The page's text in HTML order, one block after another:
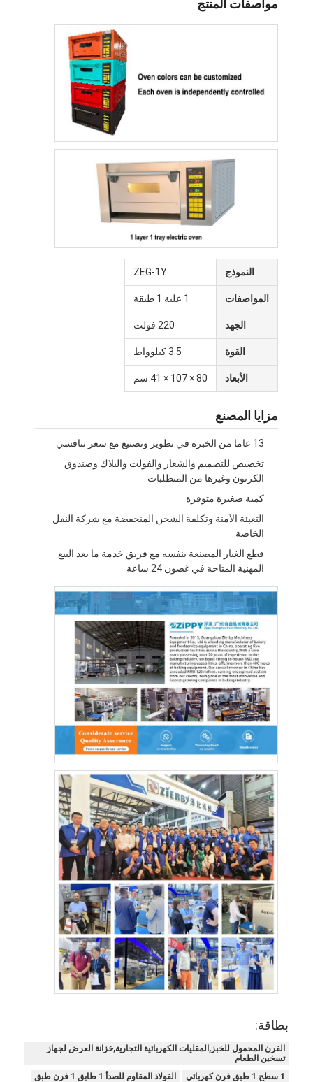
الصفحة الرئيسية
المنتجات
حولنا
جولة في المصنع
مراقبة الجودة
اتصل بنا
أخبار
الحالات
خط إنتاج المخبز
خلاط دقيق
المُقسّم
طابعة الغذاء
مواصفات المنتج
النموذج ZEG-1Y
المواصفات 1 علبة 1 طبقة
الجهد 220 فولت
القوة 3.5 كيلوواط
الأبعاد 80 × 107 × 41 سم
مزايا المصنع
13 عاما من الخبرة في تطوير وتصنيع مع سعر تنافسي
تخصيص للتصميم والشعار والفولت والبلاك وصندوق
الكرتون وغيرها من المتطلبات
كمية صغيرة متوفرة
التعبئة الآمنة وتكلفة الشحن المنخفضة مع شركة النقل
الخاصة
قطع الغيار المصنعة بنفسه مع فريق خدمة ما بعد البيع
المهنية المتاحة في غضون 24 ساعة
بطاقة:
الفرن المحمول للخبز,المقليات الكهربائية التجارية,خزانة العرض لجهاز
تسخين الطعام
1 سطح 1 طبق فرن كهربائي
الفولاذ المقاوم للصدأ 1 طابق 1 فرن طبق